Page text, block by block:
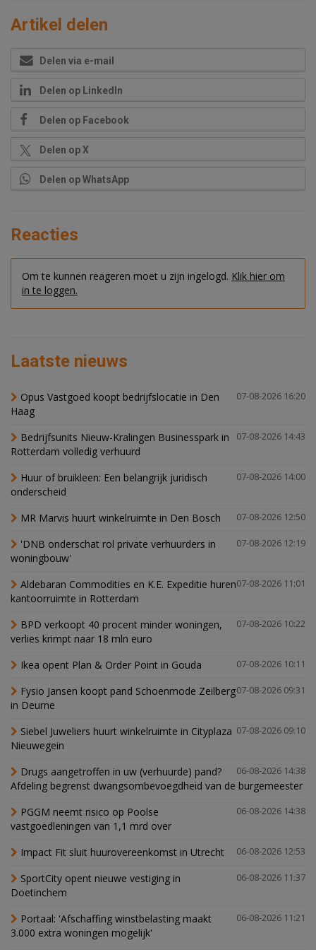
Artikel delen
Delen via e-mail
Delen op LinkedIn
Delen op Facebook
Delen op X
Delen op WhatsApp
Reacties
Om te kunnen reageren moet u zijn ingelogd. Klik hier om
in te loggen.
Laatste nieuws
07-08-2026 16:20
Opus Vastgoed koopt bedrijfslocatie in Den
Haag
07-08-2026 14:43
Bedrijfsunits Nieuw-Kralingen Businesspark in
Rotterdam volledig verhuurd
07-08-2026 14:00
Huur of bruikleen: Een belangrijk juridisch
onderscheid
07-08-2026 12:50
MR Marvis huurt winkelruimte in Den Bosch
07-08-2026 12:19
'DNB onderschat rol private verhuurders in
woningbouw'
07-08-2026 11:01
Aldebaran Commodities en K.E. Expeditie huren
kantoorruimte in Rotterdam
07-08-2026 10:22
BPD verkoopt 40 procent minder woningen,
verlies krimpt naar 18 mln euro
07-08-2026 10:11
Ikea opent Plan & Order Point in Gouda
07-08-2026 09:31
Fysio Jansen koopt pand Schoenmode Zeilberg
in Deurne
07-08-2026 09:10
Siebel Juweliers huurt winkelruimte in Cityplaza
Nieuwegein
06-08-2026 14:38
Drugs aangetroffen in uw (verhuurde) pand?
Afdeling begrenst dwangsombevoegdheid van de burgemeester
06-08-2026 14:38
PGGM neemt risico op Poolse
vastgoedleningen van 1,1 mrd over
06-08-2026 12:53
Impact Fit sluit huurovereenkomst in Utrecht
06-08-2026 11:37
SportCity opent nieuwe vestiging in
Doetinchem
06-08-2026 11:21
Portaal: 'Afschaffing winstbelasting maakt
3.000 extra woningen mogelijk'